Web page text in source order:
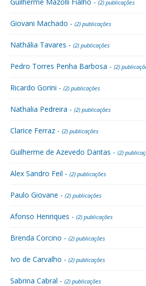
(2) publicações
Giovani Machado - (2) publicações
Nathália Tavares - (2) publicações
Pedro Torres Penha Barbosa - (2)
Ricardo Gorini - (2) publicações
Nathalia Pedreira - (2) publicações
Clarice Ferraz - (2) publicações
Guilherme de Azevedo Dantas - (2)
Alex Sandro Feil - (2) publicações
Paulo Giovane - (2) publicações
Afonso Henriques - (2) publicações
Brenda Corcino - (2) publicações
Ivo de Carvalho - (2) publicações
Sabrina Cabral - (2) publicações